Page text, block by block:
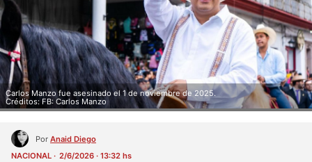
Carlos Manzo fue asesinado el 1 de noviembre de 2025.
Créditos: FB: Carlos Manzo
Por Anaid Diego
NACIONAL
2/6/2026 · 13:32 hs